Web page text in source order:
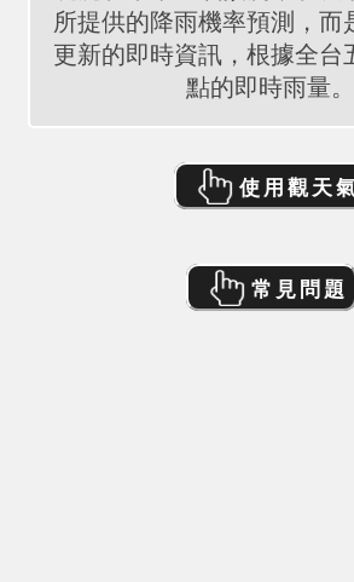
所提供的降雨機率預測，而
更新的即時資訊，根據全台
點的即時雨量。
使用觀天
常見問題